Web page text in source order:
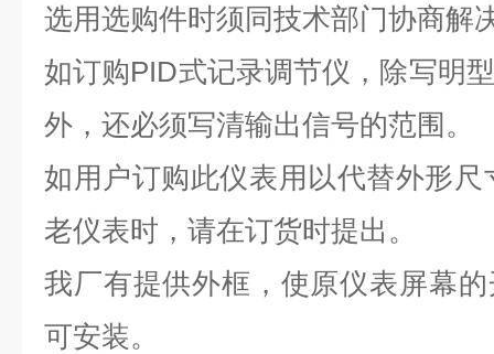
选用选购件时须同技术部门协商解
如订购PID式记录调节仪，除写明
外，还必须写清输出信号的范围。
如用户订购此仪表用以代替外形尺
老仪表时，请在订货时提出。
我厂有提供外框，使原仪表屏幕
可安装。